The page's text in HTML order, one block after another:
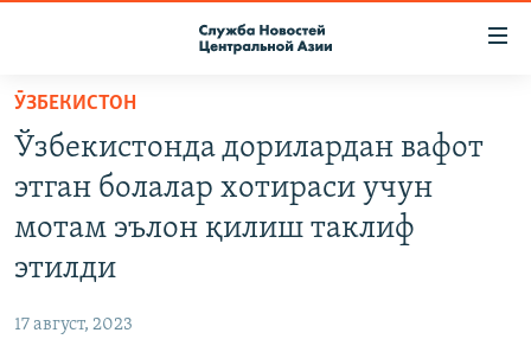
Вернуться
основному
содержанию
главной
Вернутся
О ПРОЕКТЕ
ПОДПИСКА
МИГРАНТ МЕДИА
ӮЗБЕКИСТОН
Ўзбекистонда дорилардан вафот
этган болалар хотираси учун
мотам эълон қилиш таклиф
этилди
17 август, 2023